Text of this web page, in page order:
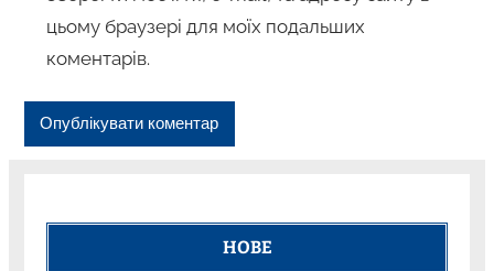
цьому браузері для моїх подальших
коментарів.
НОВЕ